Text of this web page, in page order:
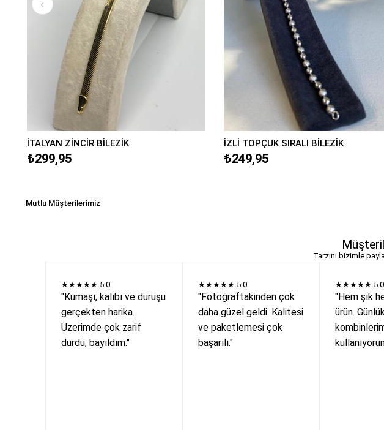
İTALYAN ZİNCİR BİLEZİK
₺299,95
İZLİ TOPÇUK SIRALI BİLEZİK
₺249,95
Mutlu Müşterilerimiz
Tarzını bizimle
★★★★★ 5.0
"Kumaşı, kalıbı ve duruşu
gerçekten harika.
Üzerimde çok zarif
durdu, bayıldım."
★★★★★ 5.0
"Fotoğraftakinden çok
daha güzel geldi. Kalitesi
ve paketlemesi çok
başarılı."
★★★★★ 5.0
"Hem şık
ürün. Günlük